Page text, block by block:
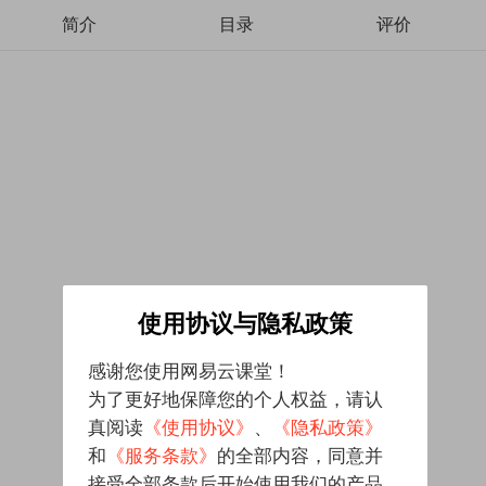
简介 目录 评价
使用协议与隐私政策
感谢您使用网易云课堂！
为了更好地保障您的个人权益，请认
真阅读 《使用协议》 、
《隐私政策》
和 《服务条款》 的全部内容，同意并